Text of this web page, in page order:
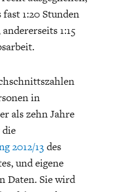
1:20 Stunden
1:15
in
als zehn Jahre
2012/13 des
und eigene
Daten. Sie wird